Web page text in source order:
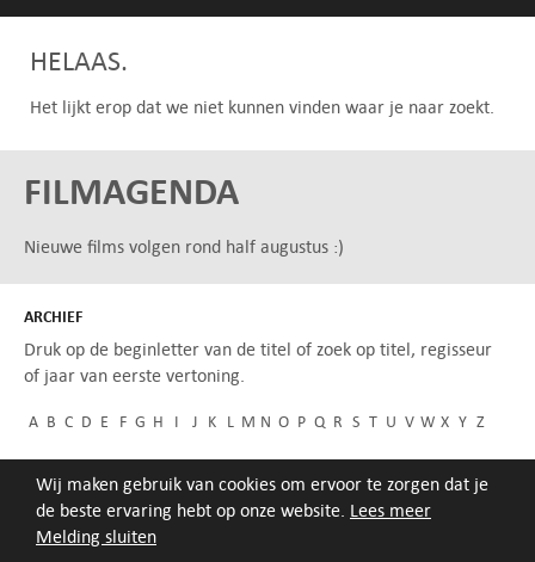
Melding sluiten
Wij maken gebruik van cookies om ervoor te zorgen dat je
de beste ervaring hebt op onze website. Lees meer
HELAAS.
Het lijkt erop dat we niet kunnen vinden waar je naar zoekt.
FILMAGENDA
Nieuwe films volgen rond half augustus :)
ARCHIEF
Druk op de beginletter van de titel of zoek op titel, regisseur
of jaar van eerste vertoning.
A B C D E F G H I J K L M N O P Q R S T U V W X Y Z